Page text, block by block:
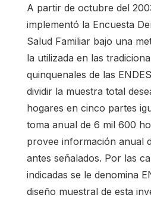
A partir de octubre del
implementó la Encuesta
Salud Familiar bajo una
la utilizada en las
quinquenales de las
dividir la muestra total
hogares en cinco partes
toma anual de 6 mil 600
provee información anual
antes señalados. Por las
indicadas se le denomina
diseño muestral de esta